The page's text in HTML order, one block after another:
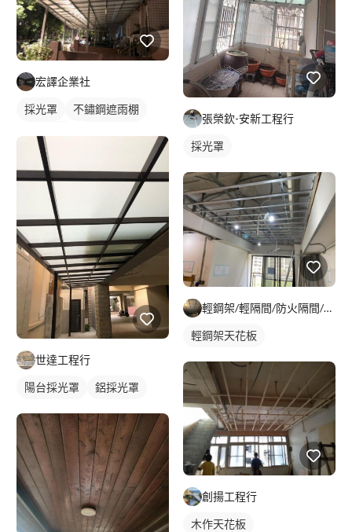
宏譯企業社
採光罩
不鏽鋼遮雨棚
世達工程行
陽台採光罩 鋁採光罩
張榮欽-安新工程行
採光罩
輕鋼架/輕隔間/防火隔間/造型天花/自工價廉
輕鋼架天花板
創揚工程行
木作天花板